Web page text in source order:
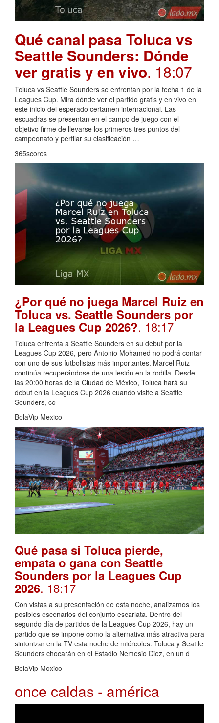
Qué canal pasa Toluca vs
Seattle Sounders: Dónde
ver gratis y en vivo. 18:07
Toluca vs Seattle Sounders se enfrentan por la fecha 1 de la
Leagues Cup. Mira dónde ver el partido gratis y en vivo en
este inicio del esperado certamen internacional. Las
escuadras se presentan en el campo de juego con el
objetivo firme de llevarse los primeros tres puntos del
campeonato y perfilar su clasificación …
365scores
¿Por qué no juega Marcel Ruiz en
Toluca vs. Seattle Sounders por
la Leagues Cup 2026?. 18:17
Toluca enfrenta a Seattle Sounders en su debut por la
Leagues Cup 2026, pero Antonio Mohamed no podrá contar
con uno de sus futbolistas más importantes. Marcel Ruiz
continúa recuperándose de una lesión en la rodilla. Desde
las 20:00 horas de la Ciudad de México, Toluca hará su
debut en la Leagues Cup 2026 cuando visite a Seattle
Sounders, co
BolaVip Mexico
Qué pasa si Toluca pierde,
empata o gana con Seattle
Sounders por la Leagues Cup
2026. 18:17
Con vistas a su presentación de esta noche, analizamos los
posibles escenarios del conjunto escarlata. Dentro del
segundo día de partidos de la Leagues Cup 2026, hay un
partido que se impone como la alternativa más atractiva para
sintonizar en la TV esta noche de miércoles. Toluca y Seattle
Sounders chocarán en el Estadio Nemesio Diez, en un d
BolaVip Mexico
once caldas - américa